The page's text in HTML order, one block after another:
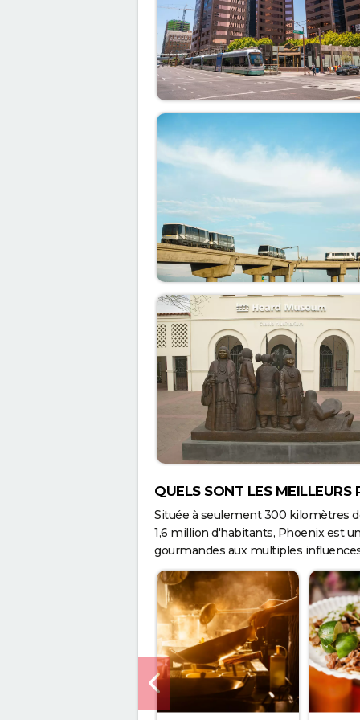
QUELS SONT LES
Située à seulement 300 kilomètres
1,6 million d'habitants, Phoenix est
gourmandes aux multiples